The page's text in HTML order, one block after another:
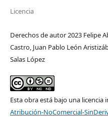
Licencia
Derechos de autor 2023 Felipe
Castro, Juan Pablo León
Salas López
Esta obra está bajo una licencia
Atribución-NoComercial-